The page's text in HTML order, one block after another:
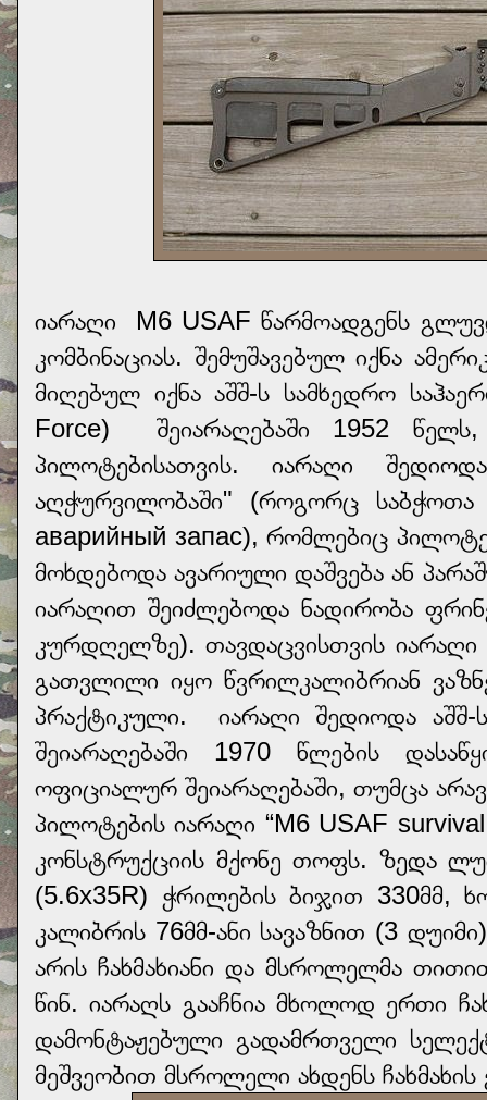
იარაღი M6 USAF წარმოადგენს
კომბინაციას. შემუშავებულ იქნა
მიღებულ იქნა აშშ-ს სამხედრო
Force) შეიარაღებაში 1952
პილოტებისათვის. იარაღი
აღჭურვილობაში" (როგორც
аварийный запас), რომლებიც
მოხდებოდა ავარიული დაშვება ან
იარაღით შეიძლებოდა ნადირობა
კურდღელზე). თავდაცვისთვის
გათვლილი იყო წვრილკალიბრიან
პრაქტიკული. იარაღი შედიოდა აშშ-
შეიარაღებაში 1970 წლების
ოფიციალურ შეიარაღებაში, თუმცა
პილოტების იარაღი “M6 USAF
კონსტრუქციის მქონე თოფს. ზედა
(5.6x35R) ჭრილების ბიჯით
კალიბრის 76მმ-ანი სავაზნით (3
არის ჩახმახიანი და მსროლელმა
წინ. იარაღს გააჩნია მხოლოდ ერთი
დამონტაჟებული გადამრთველი
მეშვეობით მსროლელი ახდენს